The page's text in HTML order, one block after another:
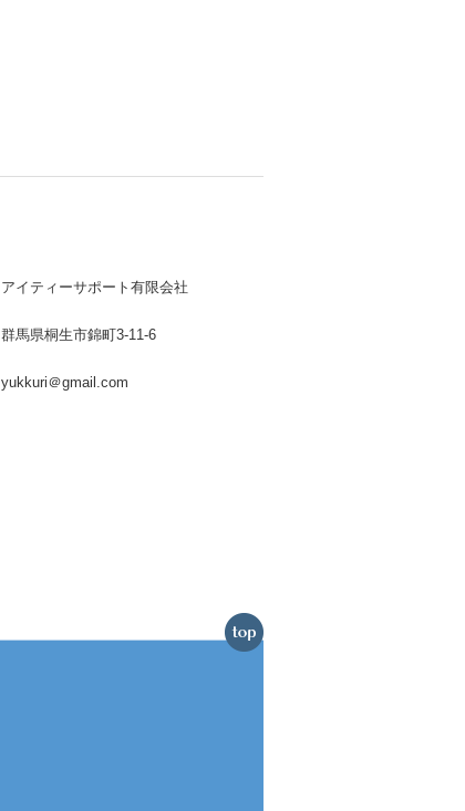
アイティーサポート有限会社
群馬県桐生市錦町3-11-6
yukkuri＠gmail.com